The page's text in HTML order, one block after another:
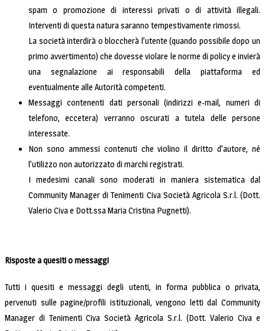
spam o promozione di interessi privati o di attività illegali.
Interventi di questa natura saranno tempestivamente rimossi.
La società interdirà o bloccherà l’utente (quando possibile dopo un
primo avvertimento) che dovesse violare le norme di policy e invierà
una segnalazione ai responsabili della piattaforma ed
eventualmente alle Autorità competenti.
Messaggi contenenti dati personali (indirizzi e-mail, numeri di
telefono, eccetera) verranno oscurati a tutela delle persone
interessate.
Non sono ammessi contenuti che violino il diritto d’autore, né
l’utilizzo non autorizzato di marchi registrati.
I medesimi canali sono moderati in maniera sistematica dal
Community Manager di Tenimenti Civa Società Agricola S.r.l. (Dott.
Valerio Civa e Dott.ssa Maria Cristina Pugnetti).
Risposte a quesiti o messaggi
Tutti i quesiti e messaggi degli utenti, in forma pubblica o privata,
pervenuti sulle pagine/profili istituzionali, vengono letti dal Community
Manager di Tenimenti Civa Società Agricola S.r.l. (Dott. Valerio Civa e